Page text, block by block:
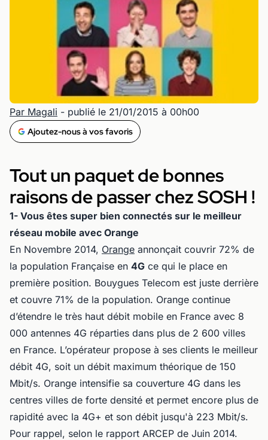
Par Magali - publié le 21/01/2015 à 00h00
Ajoutez-nous à vos favoris
Tout un paquet de bonnes
raisons de passer chez SOSH !
1- Vous êtes super bien connectés sur le meilleur
réseau mobile avec Orange
En Novembre 2014, Orange annonçait couvrir 72% de
la population Française en 4G ce qui le place en
première position. Bouygues Telecom est juste derrière
et couvre 71% de la population. Orange continue
d’étendre le très haut débit mobile en France avec 8
000 antennes 4G réparties dans plus de 2 600 villes
en France. L’opérateur propose à ses clients le meilleur
débit 4G, soit un débit maximum théorique de 150
Mbit/s. Orange intensifie sa couverture 4G dans les
centres villes de forte densité et permet encore plus de
rapidité avec la 4G+ et son débit jusqu'à 223 Mbit/s.
Pour rappel, selon le rapport ARCEP de Juin 2014.